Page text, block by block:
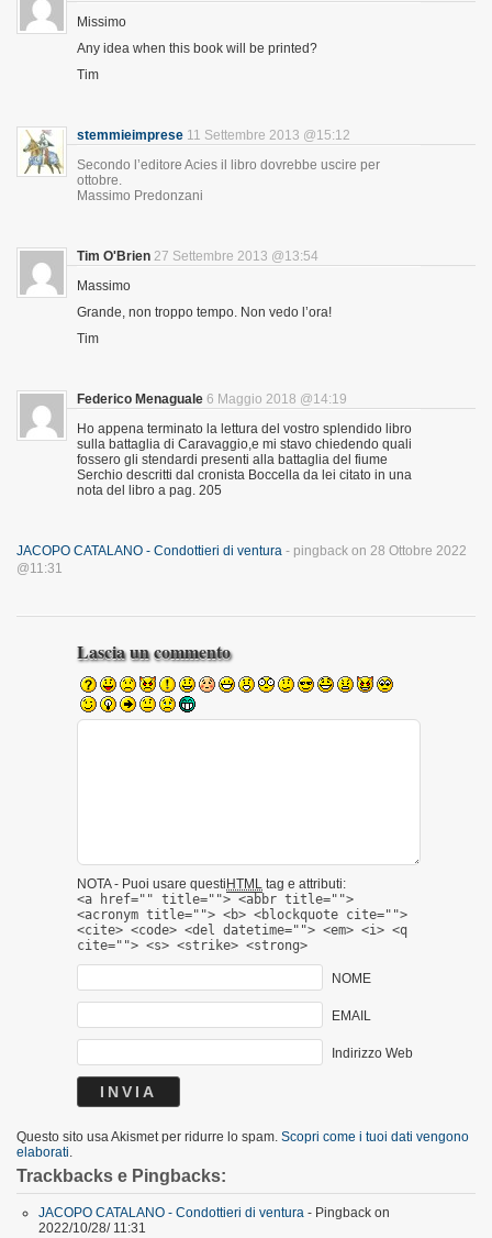
Missimo
Any idea when this book will be printed?
Tim
stemmieimprese 11 Settembre 2013 @15:12
Secondo l’editore Acies il libro dovrebbe uscire per
ottobre.
Massimo Predonzani
Tim O'Brien 27 Settembre 2013 @13:54
Massimo
Grande, non troppo tempo. Non vedo l’ora!
Tim
Federico Menaguale 6 Maggio 2018 @14:19
Ho appena terminato la lettura del vostro splendido libro
sulla battaglia di Caravaggio,e mi stavo chiedendo quali
fossero gli stendardi presenti alla battaglia del fiume
Serchio descritti dal cronista Boccella da lei citato in una
nota del libro a pag. 205
JACOPO CATALANO - Condottieri di ventura - pingback on 28 Ottobre 2022
@11:31
Lascia un commento
NOTA - Puoi usare questi HTML tag e attributi:
<a href="" title=""> <abbr title="">
<acronym title=""> <b> <blockquote cite="">
<cite> <code> <del datetime=""> <em> <i> <q
cite=""> <s> <strike> <strong>
NOME
EMAIL
Indirizzo Web
Questo sito usa Akismet per ridurre lo spam. Scopri come i tuoi dati vengono
elaborati.
Trackbacks e Pingbacks:
JACOPO CATALANO - Condottieri di ventura - Pingback on
2022/10/28/ 11:31